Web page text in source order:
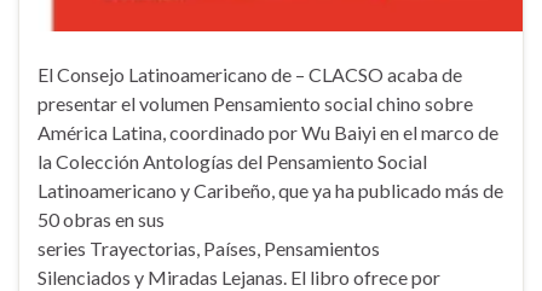
El Consejo Latinoamericano de – CLACSO acaba de
presentar el volumen Pensamiento social chino sobre
América Latina, coordinado por Wu Baiyi en el marco de
la Colección Antologías del Pensamiento Social
Latinoamericano y Caribeño, que ya ha publicado más de
50 obras en sus
series Trayectorias, Países, Pensamientos
Silenciados y Miradas Lejanas. El libro ofrece por